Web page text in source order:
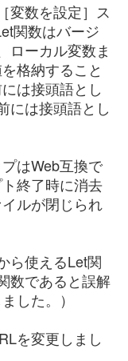
変数を設定］ス
関数はバージ
ローカル変数ま
格納すること
は接頭語とし
には接頭語とし
はWeb互換で
終了時に消去
ルが閉じられ
ら使えるLet関
数であると誤解
した。）
を変更しまし